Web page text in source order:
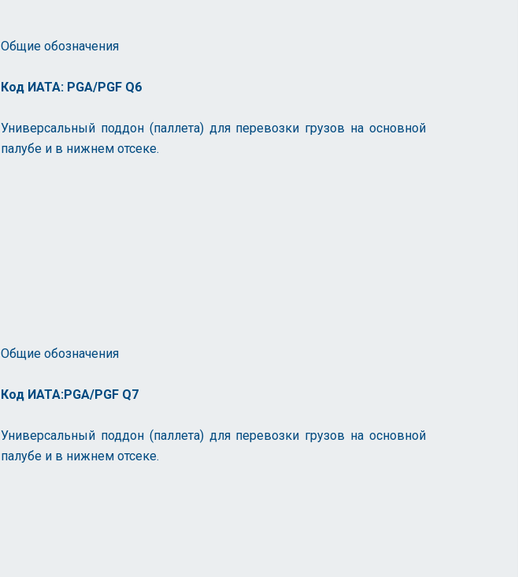
Общие обозначения
Код ИАТА: PGA/PGF Q6
Универсальный поддон (паллета) для перевозки грузов на основной
палубе и в нижнем отсеке.
Общие обозначения
Код ИАТА:PGA/PGF Q7
Универсальный поддон (паллета) для перевозки грузов на основной
палубе и в нижнем отсеке.